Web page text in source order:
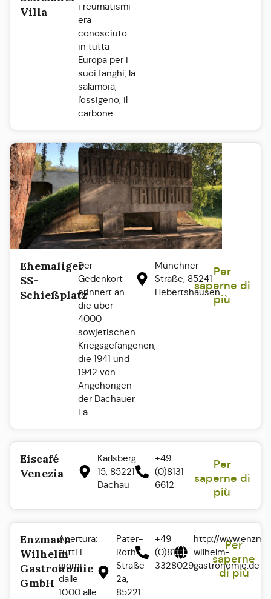
Villa
i reumatismi
era
conosciuto
in tutta
Europa per i
suoi fanghi, la
salamoia,
l'ossigeno, il
carbone...
Ehemaliger
SS-
Schießplatz
Der
Gedenkort
erinnert an
die über
4000
sowjetischen
Kriegsgefangenen,
die 1941 und
1942 von
Angehörigen
der Dachauer
La...
Münchner
Straße, 85241
Hebertshausen
Per
saperne di
più
Eiscafé
Venezia
Karlsberg
15, 85221
Dachau
+49
(0)8131
6612
Per
saperne di
più
Enzmann
Wilhelm
Gastronomie
GmbH
Apertura:
tutti i
giorni
dalle
10.00 alle
Pater-
Roth-
Straße
2a,
85221
+49
(0)8131
3328029
http://
wilhelm-
gastronomie.de
Per
saperne
di più